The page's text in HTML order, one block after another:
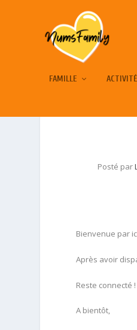
FAMILLE
Posté par
Bienvenue par
Après avoir
Reste connecté !
A bientôt,